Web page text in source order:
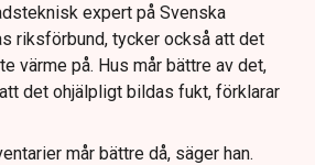
expert på Svenska
riksförbund, tycker också att det
värme på. Hus mår bättre av det,
det ohjälpligt bildas fukt, förklarar
mår bättre då, säger han.